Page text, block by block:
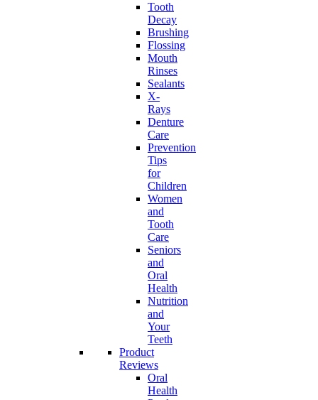
Tooth
Decay
Brushing
Flossing
Mouth
Rinses
Sealants
X-
Rays
Denture
Care
Prevention
Tips
for
Children
Women
and
Tooth
Care
Seniors
and
Oral
Health
Nutrition
and
Your
Teeth
Product
Reviews
Oral
Health